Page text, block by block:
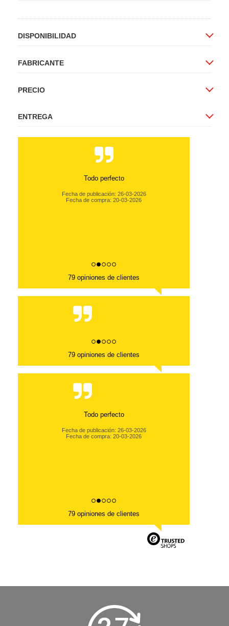
DISPONIBILIDAD
FABRICANTE
PRECIO
ENTREGA
Todo perfecto
Fecha de publicación: 26-03-2026
Fecha de compra: 20-03-2026
79 opiniones de clientes
79 opiniones de clientes
Todo perfecto
Fecha de publicación: 26-03-2026
Fecha de compra: 20-03-2026
79 opiniones de clientes